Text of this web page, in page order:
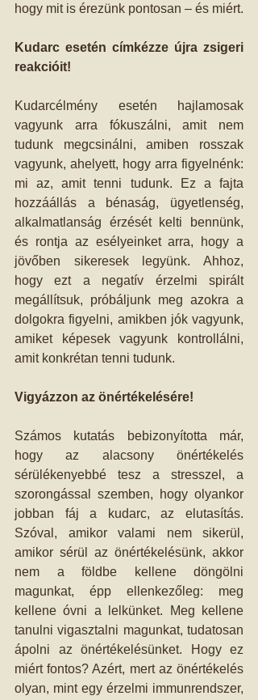
Kudarc esetén címkézze újra zsigeri
reakcióit!
Kudarcélmény esetén hajlamosak
vagyunk arra fókuszálni, amit nem
tudunk megcsinálni, amiben rosszak
vagyunk, ahelyett, hogy arra figyelnénk:
mi az, amit tenni tudunk. Ez a fajta
hozzáállás a bénaság, ügyetlenség,
alkalmatlanság érzését kelti bennünk,
és rontja az esélyeinket arra, hogy a
jövőben sikeresek legyünk. Ahhoz,
hogy ezt a negatív érzelmi spirált
megállítsuk, próbáljunk meg azokra a
dolgokra figyelni, amikben jók vagyunk,
amiket képesek vagyunk kontrollálni,
amit konkrétan tenni tudunk.
Vigyázzon az önértékelésére!
Számos kutatás bebizonyította már,
hogy az alacsony önértékelés
sérülékenyebbé tesz a stresszel, a
szorongással szemben, hogy olyankor
jobban fáj a kudarc, az elutasítás.
Szóval, amikor valami nem sikerül,
amikor sérül az önértékelésünk, akkor
nem a földbe kellene döngölni
magunkat, épp ellenkezőleg: meg
kellene óvni a lelkünket. Meg kellene
tanulni vigasztalni magunkat, tudatosan
ápolni az önértékelésünket. Hogy ez
miért fontos? Azért, mert az önértékelés
olyan, mint egy érzelmi immunrendszer,